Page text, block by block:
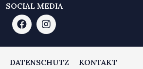
SOCIAL MEDIA
DATENSCHUTZ KONTAKT